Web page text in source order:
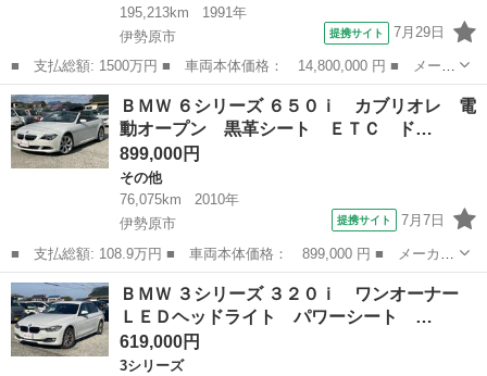
195,213km
1991年
伊勢原市
提携サイト 7月29日
■ 支払総額: 1500万円 ■ 車両本体価格： 14,800,000 円 ■ メーカ
ー名： ＢＭＷ ■ 車種名： Ｍ３ ■ グレード名： Ｍ３ 電動サ
ンルーフ・社外１７インチホイール・革シート・シートヒーター・ナ
ルディス...
神奈川 伊勢原市
ＢＭＷ ６シリーズ ６５０ｉ カブリオレ 電
動オープン 黒革シート ＥＴＣ ド…
899,000円
その他
76,075km
2010年
伊勢原市
提携サイト 7月7日
■ 支払総額: 108.9万円 ■ 車両本体価格： 899,000 円 ■ メーカー
名： ＢＭＷ ■ 車種名： ６シリーズ ■ グレード名： ６５０
ｉ カブリオレ 電動オープン 黒革シート ＥＴＣ ドライブレコ
ーダー シー...
神奈川 伊勢原市
ＢＭＷ ３シリーズ ３２０ｉ ワンオーナー
ＬＥＤヘッドライト パワーシート …
619,000円
3シリーズ